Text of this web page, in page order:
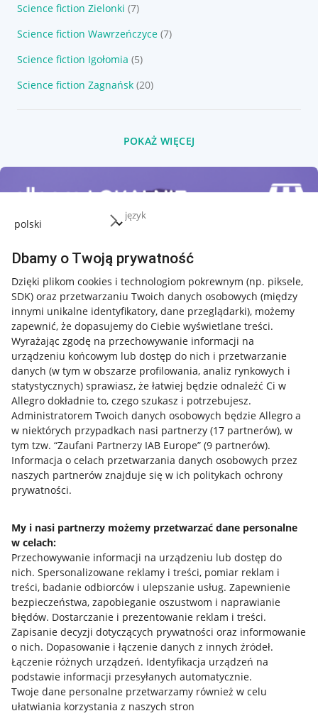
język
Dbamy o Twoją prywatność
Dzięki plikom cookies i technologiom pokrewnym (np. piksele,
SDK) oraz przetwarzaniu Twoich danych osobowych (między
innymi unikalne identyfikatory, dane przeglądarki), możemy
zapewnić, że dopasujemy do Ciebie wyświetlane treści.
Wyrażając zgodę na przechowywanie informacji na
urządzeniu końcowym lub dostęp do nich i przetwarzanie
danych (w tym w obszarze profilowania, analiz rynkowych i
statystycznych) sprawiasz, że łatwiej będzie odnaleźć Ci w
Allegro dokładnie to, czego szukasz i potrzebujesz.
Administratorem Twoich danych osobowych będzie Allegro a
w niektórych przypadkach nasi partnerzy (17 partnerów), w
tym tzw. “Zaufani Partnerzy IAB Europe” (9 partnerów).
Informacja o celach przetwarzania danych osobowych przez
naszych partnerów znajduje się w ich politykach ochrony
prywatności.
My i nasi partnerzy możemy przetwarzać dane personalne
w celach:
Przechowywanie informacji na urządzeniu lub dostęp do
nich. Spersonalizowane reklamy i treści, pomiar reklam i
treści, badanie odbiorców i ulepszanie usług. Zapewnienie
bezpieczeństwa, zapobieganie oszustwom i naprawianie
błędów. Dostarczanie i prezentowanie reklam i treści.
Zapisanie decyzji dotyczących prywatności oraz informowanie
o nich. Dopasowanie i łączenie danych z innych źródeł.
Łączenie różnych urządzeń. Identyfikacja urządzeń na
podstawie informacji przesyłanych automatycznie.
Twoje dane personalne przetwarzamy również w celu
ułatwiania korzystania z naszych stron
Science fiction Zielonki (7)
Science fiction Wawrzeńczyce (7)
Science fiction Igołomia (5)
Science fiction Zagnańsk (20)
POKAŻ WIĘCEJ
Przydatne informacje
Jak to działa
Allegro Gadane dla sprzedających
Allegro Gadane dla kupujących
Mapa miejscowości
Informacje prawne
Regulamin
Polityka plików "cookies"
Ustawienia plików "cookies"